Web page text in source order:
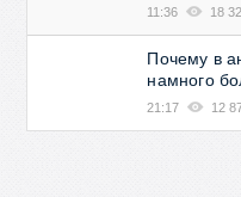
11:36 18
Почему в
намного
21:17 12